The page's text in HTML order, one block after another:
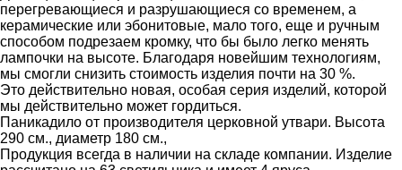
перегревающиеся и разрушающиеся со временем, а
керамические или эбонитовые, мало того, еще и ручным
способом подрезаем кромку, что бы было легко менять
лампочки на высоте. Благодаря новейшим технологиям,
мы смогли снизить стоимость изделия почти на 30 %.
Это действительно новая, особая серия изделий, которой
мы действительно может гордиться.
Паникадило от производителя церковной утвари. Высота
290 см., диаметр 180 см.,
Продукция всегда в наличии на складе компании. Изделие